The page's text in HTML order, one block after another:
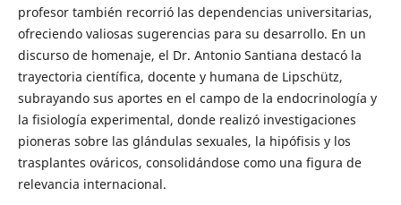
profesor también recorrió las dependencias universitarias,
ofreciendo valiosas sugerencias para su desarrollo. En un
discurso de homenaje, el Dr. Antonio Santiana destacó la
trayectoria científica, docente y humana de Lipschütz,
subrayando sus aportes en el campo de la endocrinología y
la fisiología experimental, donde realizó investigaciones
pioneras sobre las glándulas sexuales, la hipófisis y los
trasplantes ováricos, consolidándose como una figura de
relevancia internacional.